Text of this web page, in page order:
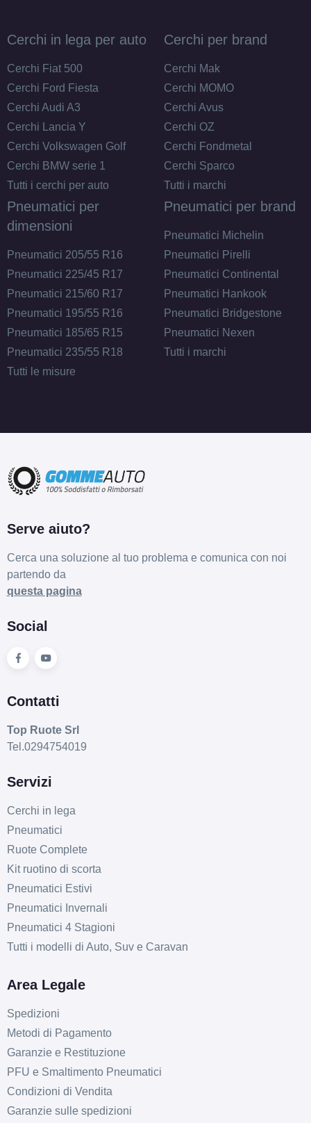
Cerchi in lega per auto
Cerchi Fiat 500
Cerchi Ford Fiesta
Cerchi Audi A3
Cerchi Lancia Y
Cerchi Volkswagen Golf
Cerchi BMW serie 1
Tutti i cerchi per auto
Cerchi per brand
Cerchi Mak
Cerchi MOMO
Cerchi Avus
Cerchi OZ
Cerchi Fondmetal
Cerchi Sparco
Tutti i marchi
Pneumatici per
dimensioni
Pneumatici 205/55 R16
Pneumatici 225/45 R17
Pneumatici 215/60 R17
Pneumatici 195/55 R16
Pneumatici 185/65 R15
Pneumatici 235/55 R18
Tutti le misure
Pneumatici per brand
Pneumatici Michelin
Pneumatici Pirelli
Pneumatici Continental
Pneumatici Hankook
Pneumatici Bridgestone
Pneumatici Nexen
Tutti i marchi
Serve aiuto?
Cerca una soluzione al tuo problema e comunica con noi
partendo da
questa pagina
Social
Contatti
Top Ruote Srl
Tel.0294754019
Servizi
Cerchi in lega
Pneumatici
Ruote Complete
Kit ruotino di scorta
Pneumatici Estivi
Pneumatici Invernali
Pneumatici 4 Stagioni
Tutti i modelli di Auto, Suv e Caravan
Area Legale
Spedizioni
Metodi di Pagamento
Garanzie e Restituzione
PFU e Smaltimento Pneumatici
Condizioni di Vendita
Garanzie sulle spedizioni